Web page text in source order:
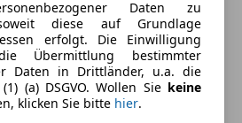
7,20l/100 km (komb.)
190 g/km (komb.)
Daten zu
diese auf Grundlage
erfolgt. Die Einwilligung
Übermittlung bestimmter
Daten in Drittländer, u.a. die
(a) DSGVO. Wollen Sie keine
klicken Sie bitte hier.